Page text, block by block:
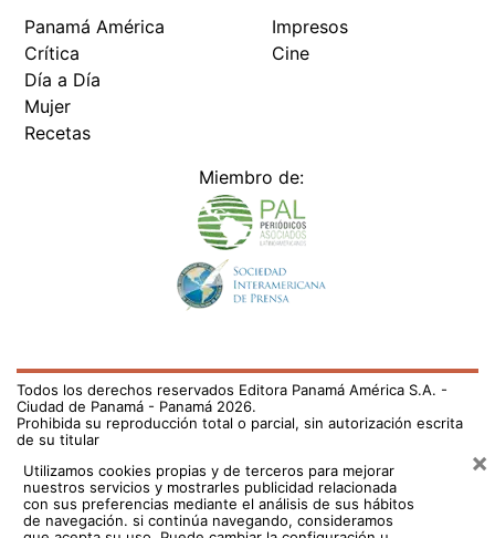
Panamá América
Crítica
Día a Día
Mujer
Recetas
Impresos
Cine
Miembro de:
Todos los derechos reservados Editora Panamá América S.A. -
Ciudad de Panamá - Panamá 2026.
Prohibida su reproducción total o parcial, sin autorización escrita
de su titular
Utilizamos cookies propias y de terceros para mejorar
nuestros servicios y mostrarles publicidad relacionada
con sus preferencias mediante el análisis de sus hábitos
de navegación. si continúa navegando, consideramos
×